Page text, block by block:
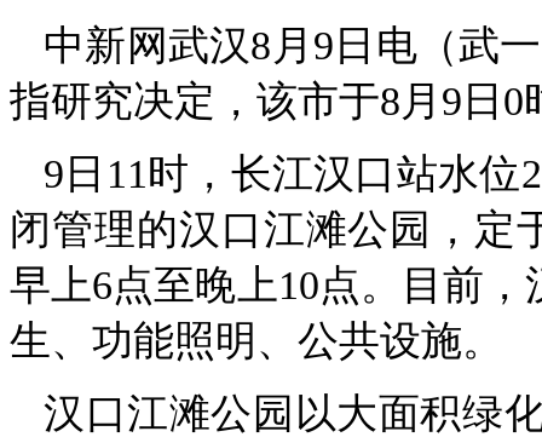
中新网武汉8月9日电（武
指研究决定，该市于8月9日
9日11时，长江汉口站水位
闭管理的汉口江滩公园，定
早上6点至晚上10点。目前
生、功能照明、公共设施。
汉口江滩公园以大面积绿